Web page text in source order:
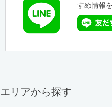
すめ情報
エリアから探す